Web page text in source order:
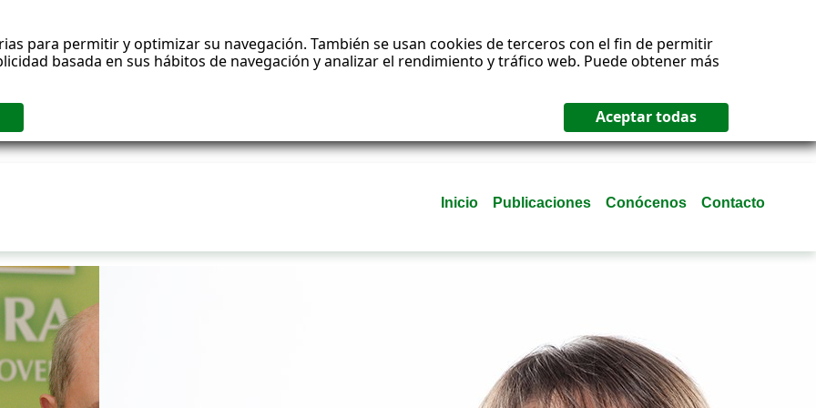
para permitir y optimizar su navegación. También se usan cookies de terceros con el fin de permitir
basada en sus hábitos de navegación y analizar el rendimiento y tráfico web. Puede obtener más
Inicio Publicaciones Conócenos Contacto